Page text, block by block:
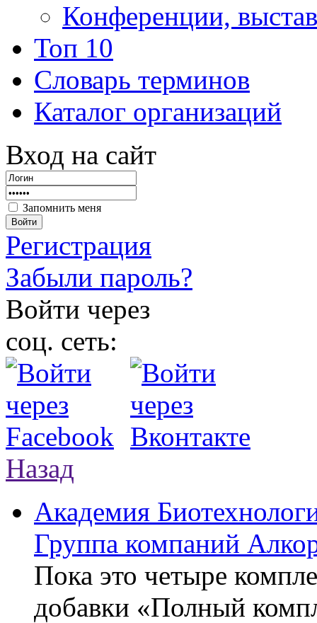
Конференции,
Топ 10
Словарь терминов
Каталог организаций
Вход на сайт
Запомнить меня
Войти
Регистрация
Забыли пароль?
Войти через
соц. сеть:
Назад
Академия
Группа компаний
Пока это четыре
добавки «Полный